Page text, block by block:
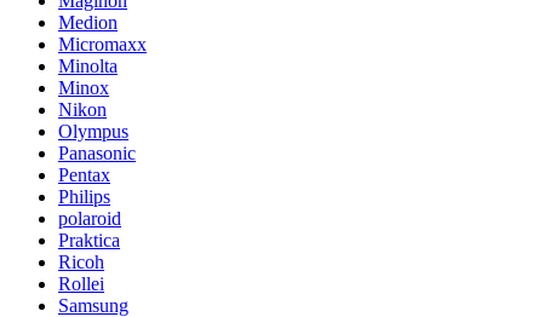
Medion
Micromaxx
Minolta
Minox
Nikon
Olympus
Panasonic
Pentax
Philips
polaroid
Praktica
Ricoh
Rollei
Samsung